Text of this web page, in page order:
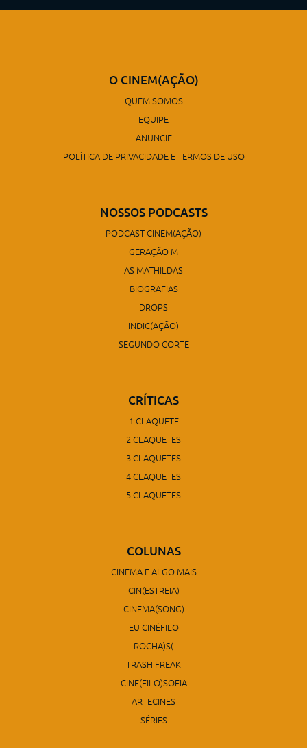
O CINEM(AÇÃO)
QUEM SOMOS
EQUIPE
ANUNCIE
POLÍTICA DE PRIVACIDADE E TERMOS DE USO
NOSSOS PODCASTS
PODCAST CINEM(AÇÃO)
GERAÇÃO M
AS MATHILDAS
BIOGRAFIAS
DROPS
INDIC(AÇÃO)
SEGUNDO CORTE
CRÍTICAS
1 CLAQUETE
2 CLAQUETES
3 CLAQUETES
4 CLAQUETES
5 CLAQUETES
COLUNAS
CINEMA E ALGO MAIS
CIN(ESTREIA)
CINEMA(SONG)
EU CINÉFILO
ROCHA)S(
TRASH FREAK
CINE(FILO)SOFIA
ARTECINES
SÉRIES